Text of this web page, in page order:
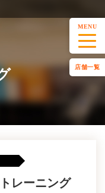
MENU
店舗一覧
レーニング